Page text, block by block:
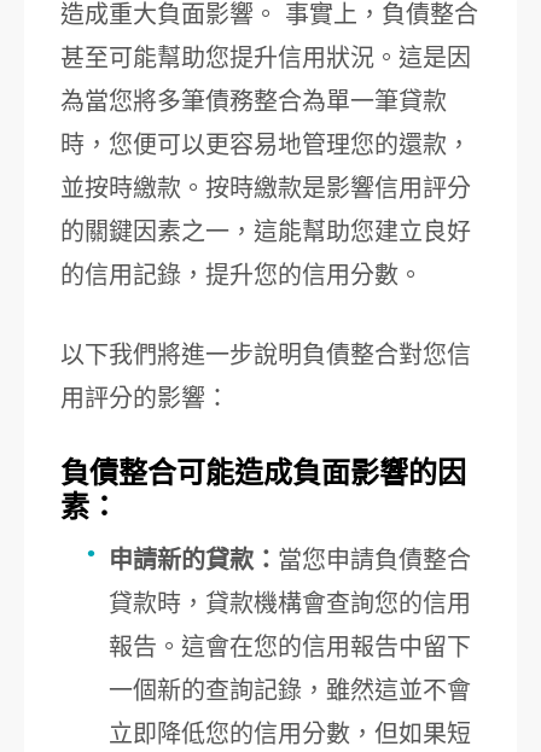
造成重大負面影響。 事實上，負債整合
甚至可能幫助您提升信用狀況。這是因
為當您將多筆債務整合為單一筆貸款
時，您便可以更容易地管理您的還款，
並按時繳款。按時繳款是影響信用評分
的關鍵因素之一，這能幫助您建立良好
的信用記錄，提升您的信用分數。
以下我們將進一步說明負債整合對您信
用評分的影響：
負債整合可能造成負面影響的因
素：
申請新的貸款： 當您申請負債整合
貸款時，貸款機構會查詢您的信用
報告。這會在您的信用報告中留下
一個新的查詢記錄，雖然這並不會
立即降低您的信用分數，但如果短